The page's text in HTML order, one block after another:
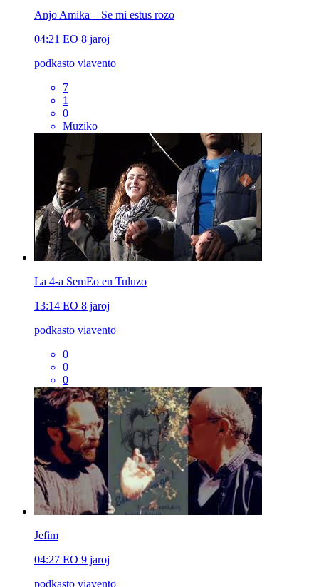
Anjo Amika – Se mi estus rozo
04:21 EO 8 jaroj
podkasto viavento
7
1
0
Muziko
La 4-a SemEo en Tuluzo
13:14 EO 8 jaroj
podkasto viavento
0
0
0
Jefim
04:27 EO 9 jaroj
podkasto viavento